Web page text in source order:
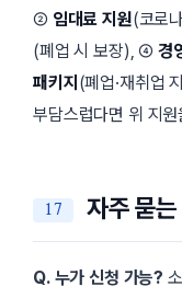
② 임대료 지원(코로
(폐업 시 보장), ④ 경
패키지 (폐업·재취업
부담스럽다면 위 지
자주 묻
Q. 누가 신청 가능?